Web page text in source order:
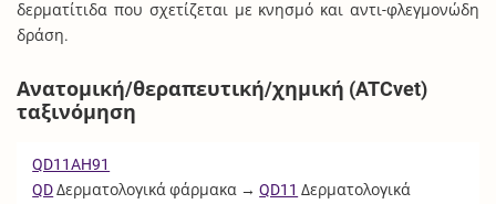
δερματίτιδα που σχετίζεται με κνησμό και αντι-φλεγμονώδη
δράση.
Ανατομική/θεραπευτική/χημική (ATCvet)
ταξινόμηση
QD11AH91
QDΔερματολογικά φάρμακα →QD11 Δερματολογικά